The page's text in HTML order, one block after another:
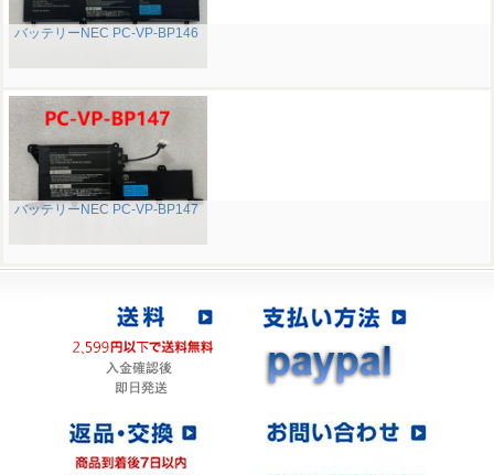
バッテリーNEC PC-VP-BP146
バッテリーNEC PC-VP-BP147